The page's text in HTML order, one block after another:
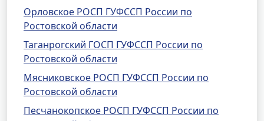
Орловское РОСП ГУФССП России по
Ростовской области
Таганрогский ГОСП ГУФССП России по
Ростовской области
Мясниковское РОСП ГУФССП России по
Ростовской области
Песчанокопское РОСП ГУФССП России по